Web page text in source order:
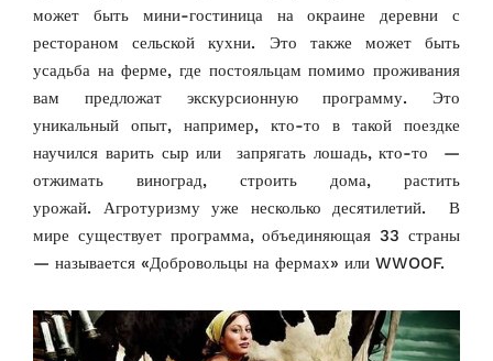
может быть мини-гостиница на окраине деревни с
рестораном сельской кухни. Это также может быть
усадьба на ферме, где постояльцам помимо проживания
вам предложат экскурсионную программу. Это
уникальный опыт, например, кто-то в такой поездке
научился варить сыр или запрягать лошадь, кто-то —
отжимать виноград, строить дома, растить
урожай. Агротуризму уже несколько десятилетий. В
мире существует программа, объединяющая 33 страны
— называется «Добровольцы на фермах» или WWOOF.